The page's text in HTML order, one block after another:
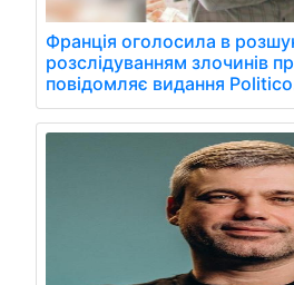
Франція оголосила в
розслідуванням злочинів
повідомляє видання